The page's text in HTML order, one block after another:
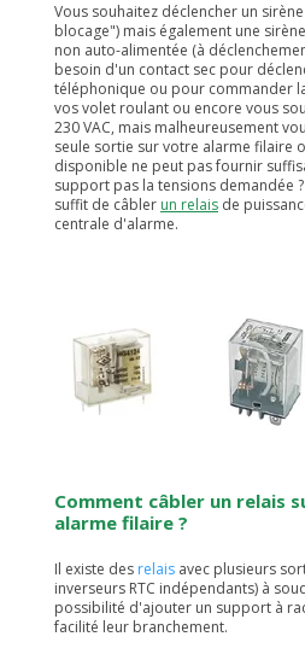
Vous souhaitez déclencher un
blocage") mais également une
non auto-alimentée (à
besoin d'un contact sec pour
téléphonique ou pour commander
vos volet roulant ou encore vous
230 VAC, mais malheureusement
seule sortie sur votre alarme filaire
disponible ne peut pas fournir
support pas la tensions demandée
suffit de câbler un relais de
centrale d'alarme.
Comment câbler un relais
alarme filaire ?
Il existe des relais avec plusieurs
inverseurs RTC indépendants) à
possibilité d'ajouter un support à
facilité leur branchement.